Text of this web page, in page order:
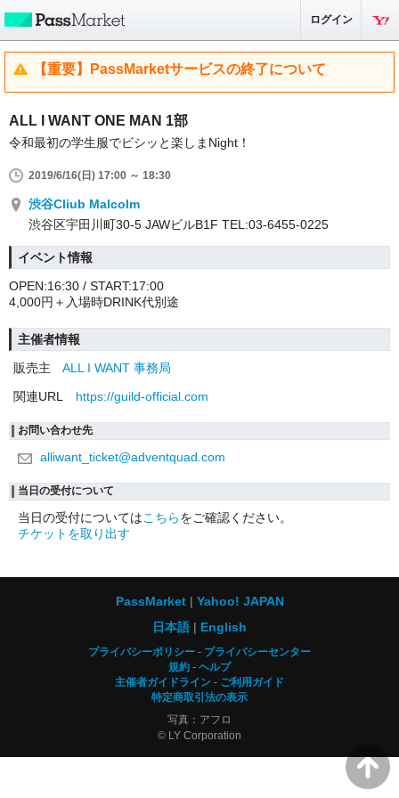
ログイン
【重要】PassMarketサービスの終了について
ALL I WANT ONE MAN 1部
令和最初の学生服でビシッと楽しまNight！
2019/6/16(日) 17:00 ～ 18:30
渋谷Cliub Malcolm
渋谷区宇田川町30-5 JAWビルB1F TEL:03-6455-0225
イベント情報
OPEN:16:30 / START:17:00
4,000円＋入場時DRINK代別途
主催者情報
販売主
ALL I WANT 事務局
関連URL
https://guild-official.com
お問い合わせ先
alliwant_ticket@adventquad.com
当日の受付について
当日の受付についてはこちらをご確認ください。
チケットを取り出す
PassMarket
Yahoo! JAPAN
日本語
English
プライバシーポリシー
プライバシーセンター
規約
ヘルプ
主催者ガイドライン
ご利用ガイド
特定商取引法の表示
写真：アフロ
© LY Corporation